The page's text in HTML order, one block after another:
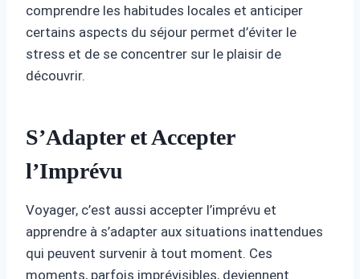
comprendre les habitudes locales et anticiper
certains aspects du séjour permet d’éviter le
stress et de se concentrer sur le plaisir de
découvrir.
S’Adapter et Accepter
l’Imprévu
Voyager, c’est aussi accepter l’imprévu et
apprendre à s’adapter aux situations inattendues
qui peuvent survenir à tout moment. Ces
moments, parfois imprévisibles, deviennent